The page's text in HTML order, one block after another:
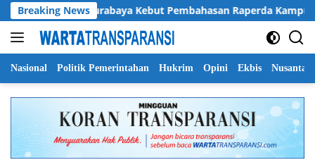
Langsung
ke
konten
Breaking News
DPRD Surabaya Kebut Pembahasan Raperda Kampung
Nasional Politik Pemerintahan Hukrim Opini Ekbis Nusantara